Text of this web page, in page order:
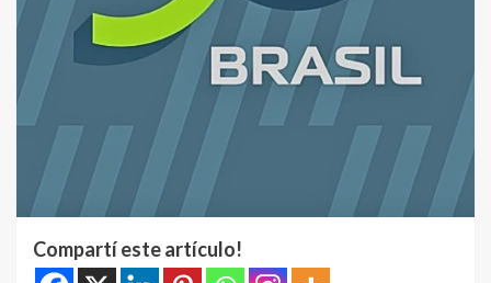
Compartí este artículo!